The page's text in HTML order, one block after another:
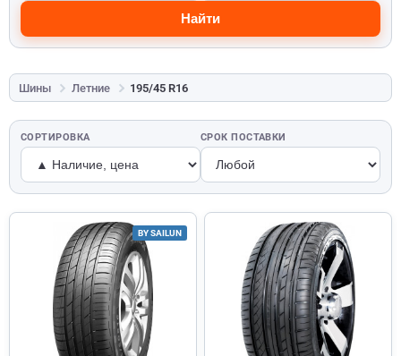
Найти
Шины Летние 195/45 R16
СОРТИРОВКА СРОК ПОСТАВКИ
BY SAILUN